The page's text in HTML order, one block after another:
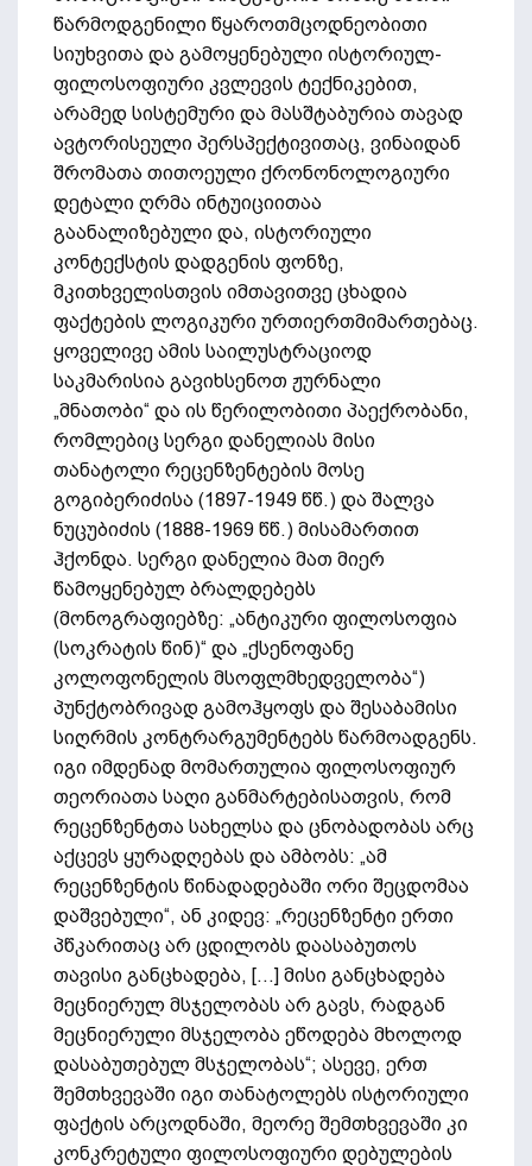
წარმოდგენილი წყაროთმცოდნეობითი
სიუხვითა და გამოყენებული ისტორიულ-
ფილოსოფიური კვლევის ტექნიკებით,
არამედ სისტემური და მასშტაბურია თავად
ავტორისეული პერსპექტივითაც, ვინაიდან
შრომათა თითოეული ქრონონოლოგიური
დეტალი ღრმა ინტუიციითაა
გაანალიზებული და, ისტორიული
კონტექსტის დადგენის ფონზე,
მკითხველისთვის იმთავითვე ცხადია
ფაქტების ლოგიკური ურთიერთმიმართებაც.
ყოველივე ამის საილუსტრაციოდ
საკმარისია გავიხსენოთ ჟურნალი
„მნათობი“ და ის წერილობითი პაექრობანი,
რომლებიც სერგი დანელიას მისი
თანატოლი რეცენზენტების მოსე
გოგიბერიძისა (1897-1949 წწ.) და შალვა
ნუცუბიძის (1888-1969 წწ.) მისამართით
ჰქონდა. სერგი დანელია მათ მიერ
წამოყენებულ ბრალდებებს
(მონოგრაფიებზე: „ანტიკური ფილოსოფია
(სოკრატის წინ)“ და „ქსენოფანე
კოლოფონელის მსოფლმხედველობა“)
პუნქტობრივად გამოჰყოფს და შესაბამისი
სიღრმის კონტრარგუმენტებს წარმოადგენს.
იგი იმდენად მომართულია ფილოსოფიურ
თეორიათა საღი განმარტებისათვის, რომ
რეცენზენტთა სახელსა და ცნობადობას არც
აქცევს ყურადღებას და ამბობს: „ამ
რეცენზენტის წინადადებაში ორი შეცდომაა
დაშვებული“, ან კიდევ: „რეცენზენტი ერთი
პწკარითაც არ ცდილობს დაასაბუთოს
თავისი განცხადება, [...] მისი განცხადება
მეცნიერულ მსჯელობას არ გავს, რადგან
მეცნიერული მსჯელობა ეწოდება მხოლოდ
დასაბუთებულ მსჯელობას“; ასევე, ერთ
შემთხვევაში იგი თანატოლებს ისტორიული
ფაქტის არცოდნაში, მეორე შემთხვევაში კი
კონკრეტული ფილოსოფიური დებულების